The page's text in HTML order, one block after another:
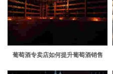
葡萄酒专卖店如何提升葡萄酒销售